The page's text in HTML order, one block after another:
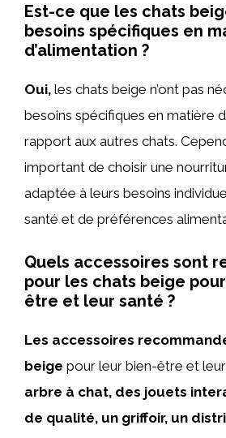
Est-ce que les chats
besoins spécifiques en
d’alimentation ?
Oui, les chats beige n’ont pas
besoins spécifiques en matière
rapport aux autres chats.
important de choisir une
adaptée à leurs besoins
santé et de préférences
Quels accessoires sont
pour les chats beige
être et leur santé ?
Les accessoires
beige pour leur bien-être et
arbre à chat, des jouets
de qualité, un griffoir, un